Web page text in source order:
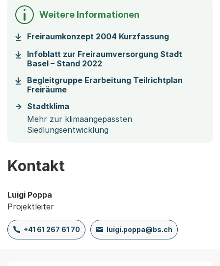
Weitere Informationen
Freiraumkonzept 2004 Kurzfassung(Startet
Infoblatt zur Freiraumversorgung Stadt
Basel – Stand 2022
Begleitgruppe Erarbeitung Teilrichtplan
Freiräume(Startet einen Download)
Stadtklima
Mehr zur klimaangepassten
Siedlungsentwicklung
Kontakt
Luigi Poppa
Projektleiter
+41 61 267 61 70 luigi.poppa@bs.ch